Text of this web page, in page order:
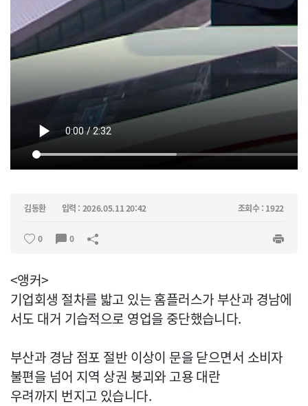
김동환 입력 : 2026.05.11 20:42 조회수 : 1922
0 0
<앵커>
기업회생 절차를 밟고 있는 홈플러스가 부산과 경남에
서도 대거 기습적으로 영업을 중단했습니다.
부산과 경남 점포 절반 이상이 문을 닫으면서 소비자
불편을 넘어 지역 상권 붕괴와 고용 대란
우려까지 번지고 있습니다.